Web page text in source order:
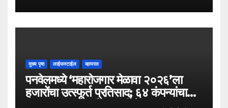
मुख्य पृष्ठ लाईफस्टाईल व्हायरल
पनवेलमध्ये ‘महारोजगार मेळावा २०२६’ला
हजारोंचा उत्स्फूर्त प्रतिसाद; ६४ कंपन्यांचा